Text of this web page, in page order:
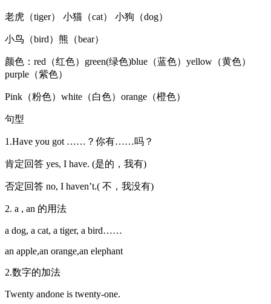
老虎（tiger） 小猫（cat） 小狗（dog）
小鸟（bird）熊（bear）
颜色：red（红色）green(绿色)blue（蓝色）yellow（黄色）
purple（紫色）
Pink（粉色）white（白色）orange（橙色）
句型
1.Have you got ……？你有……吗？
肯定回答 yes, I have. (是的，我有)
否定回答 no, I haven’t.( 不，我没有)
2. a , an 的用法
a dog, a cat, a tiger, a bird……
an apple,an orange,an elephant
2.数字的加法
Twenty andone is twenty-one.